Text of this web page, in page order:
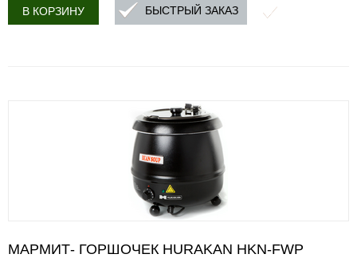
В КОРЗИНУ БЫСТРЫЙ ЗАКАЗ
МАРМИТ- ГОРШОЧЕК HURAKAN HKN-FWP